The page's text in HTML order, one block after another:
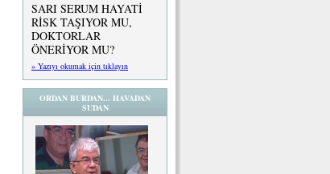
SARI SERUM HAYATİ
RİSK TAŞIYOR MU,
DOKTORLAR
ÖNERİYOR MU?
» Yazıyı okumak için tıklayın
ORDAN BURDAN... HAVADAN
SUDAN